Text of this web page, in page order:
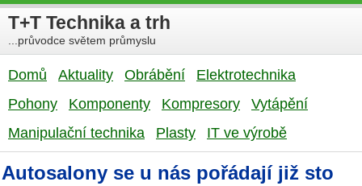
T+T Technika a trh
...průvodce světem průmyslu
Domů Aktuality Obrábění
Elektrotechnika
Pohony
Komponenty Kompresory
Vytápění
Manipulační technika
Plasty IT ve výrobě
Autosalony se u nás pořádají již sto